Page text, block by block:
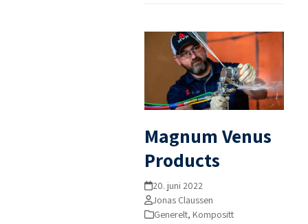
Magnum Venus
Products
20. juni 2022
Jonas Claussen
Generelt, Kompositt